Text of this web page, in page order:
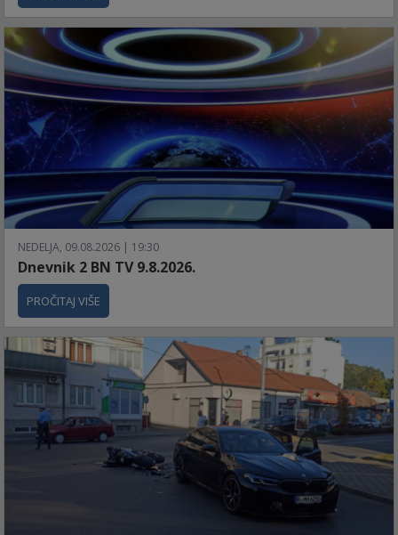
NEDELJA, 09.08.2026 | 19:30
Dnevnik 2 BN TV 9.8.2026.
PROČITAJ VIŠE